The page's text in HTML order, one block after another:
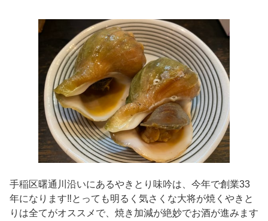
手稲区曙通川沿いにあるやきとり味吟は、今年で創業33
年になります‼とっても明るく気さくな大将が焼くやきと
りは全てがオススメで、焼き加減が絶妙でお酒が進みます